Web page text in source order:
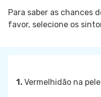
Para saber as chances
favor, selecione os
1. Vermelhidão na pele